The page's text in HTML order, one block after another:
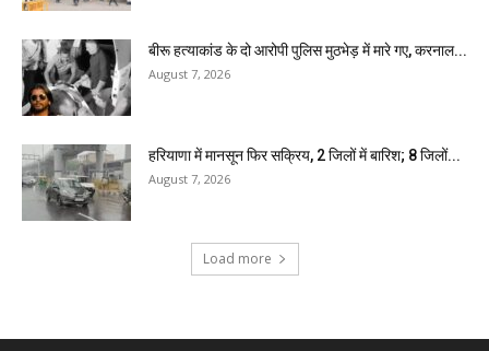
बीरू हत्याकांड के दो आरोपी पुलिस मुठभेड़ में मारे गए, करनाल...
August 7, 2026
हरियाणा में मानसून फिर सक्रिय, 2 जिलों में बारिश; 8 जिलों...
August 7, 2026
Load more